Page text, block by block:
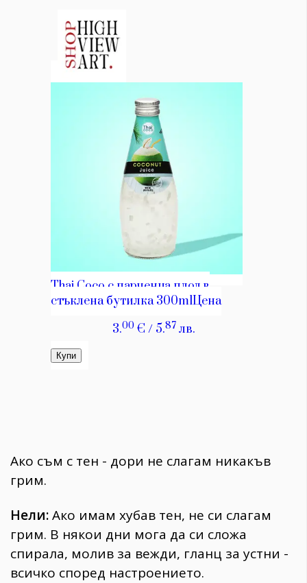
Ако съм с тен - дори не слагам никакъв
грим.
Нели:Ако имам хубав тен, не си слагам
грим. В някои дни мога да си сложа
спирала, молив за вежди, гланц за устни -
всичко според настроението.